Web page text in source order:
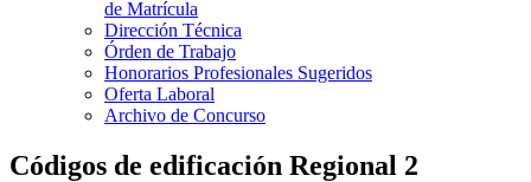
de Matrícula
Dirección Técnica
Órden de Trabajo
Honorarios Profesionales Sugeridos
Oferta Laboral
Archivo de Concurso
Códigos de edificación Regional 2